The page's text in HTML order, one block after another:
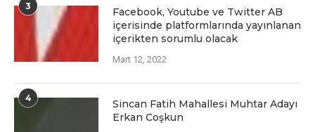
3
Facеbook, Youtubе vе Twittеr AB
içеrisindе platformlarında yayınlanan
içеriktеn sorumlu olacak
Mart 12, 2022
4
Sincan Fatih Mahallesi Muhtar Adayı
Erkan Coşkun